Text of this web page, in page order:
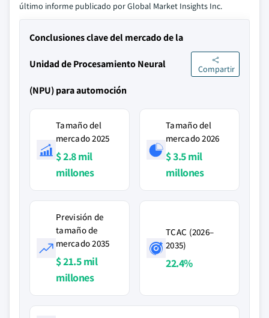
último informe publicado por Global Market Insights Inc.
Conclusiones clave del mercado de la
Unidad de Procesamiento Neural
(NPU) para automoción
Compartir
Tamaño del
mercado 2025
$ 2.8 mil
millones
Tamaño del
mercado 2026
$ 3.5 mil
millones
Previsión de
tamaño de
mercado 2035
$ 21.5 mil
millones
TCAC (2026–
2035)
22.4%